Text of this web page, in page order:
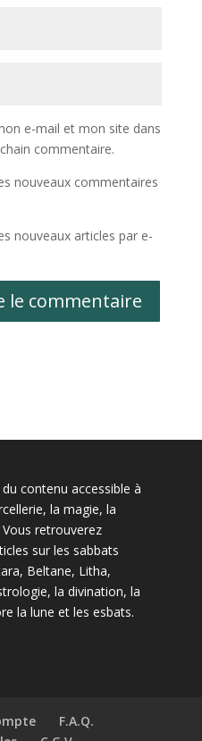
e-mail et mon site dans
commentaire.
nouveaux commentaires
nouveaux articles par e-
le commentaire
contenu accessible à
la magie, la
retrouverez
sur les sabbats
Beltane, Litha,
la divination, la
la lune et les esbats.
F.A.Q.